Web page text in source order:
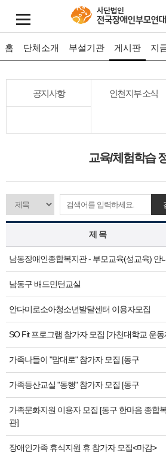
홈 단체소개 부설기관 게시판 지
공지사항 인천지부 소식
교육/체험학습
제 목
남동장애인종합복지관 - 부모교육(성교육) 안
남동구 배드민턴교실
안다미로소아청소년발달센터 이용자모집
SO Fit 프로그램 참가자 모집 [가천대학교 운
가족나들이 "맘대로" 참가자 모집 [동구
가족등산교실 "동행" 참가자 모집 [동구
가족문화지원 이용자 모집 [동구 한마음 종합
관]
장애인가족 휴식지원 휴 참가자 모집<마감>